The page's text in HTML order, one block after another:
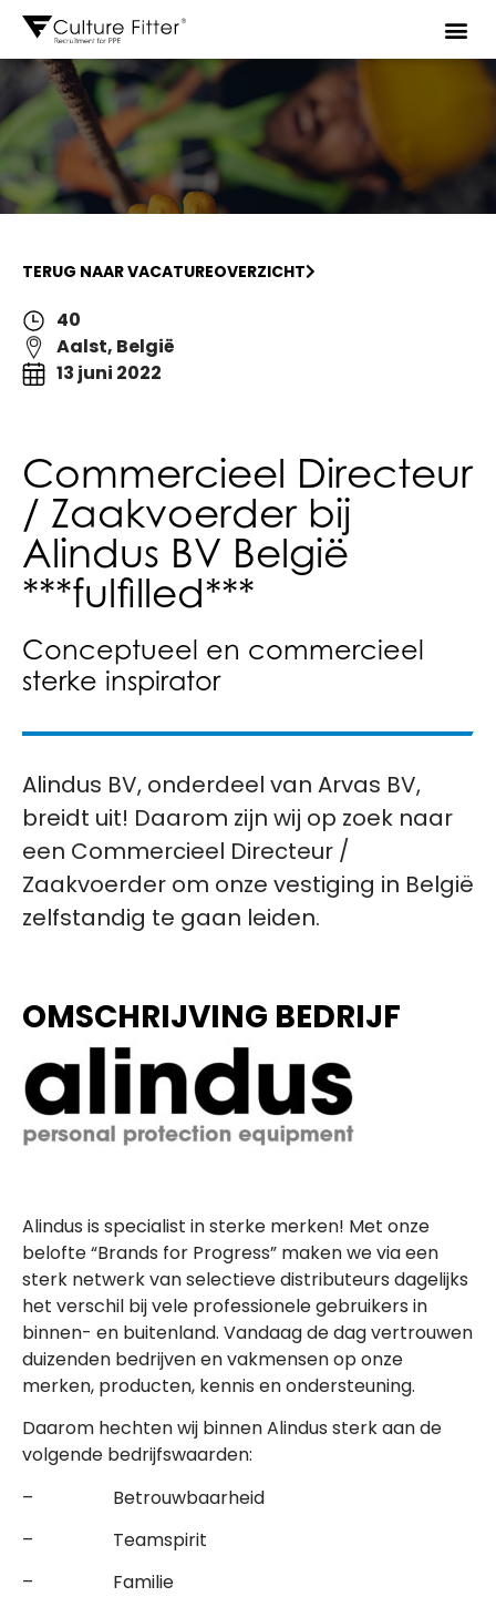
TERUG NAAR VACATUREOVERZICHT
40
Aalst, België
13 juni 2022
Commercieel Directeur
/ Zaakvoerder bij
Alindus BV België
***fulfilled***
Conceptueel en commercieel
sterke inspirator
Alindus BV, onderdeel van Arvas BV,
breidt uit! Daarom zijn wij op zoek naar
een Commercieel Directeur /
Zaakvoerder om onze vestiging in België
zelfstandig te gaan leiden.
OMSCHRIJVING BEDRIJF
Alindus is specialist in sterke merken! Met onze
belofte “Brands for Progress” maken we via een
sterk netwerk van selectieve distributeurs dagelijks
het verschil bij vele professionele gebruikers in
binnen- en buitenland. Vandaag de dag vertrouwen
duizenden bedrijven en vakmensen op onze
merken, producten, kennis en ondersteuning.
Daarom hechten wij binnen Alindus sterk aan de
volgende bedrijfswaarden:
– Betrouwbaarheid
– Teamspirit
– Familie